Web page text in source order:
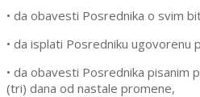
• da obavesti Posrednika o svim
• da isplati Posredniku
• da obavesti Posrednika pisanim
(tri) dana od nastale promene,